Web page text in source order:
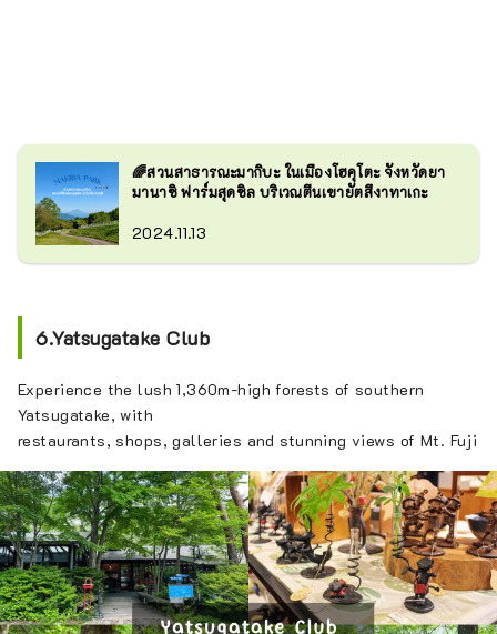
🌈สวนสาธารณะมากิบะ ในเมืองโฮคุโตะ จังหวัดยา
มานาชิ ฟาร์มสุดชิล บริเวณตีนเขายัตสึงาทาเกะ
2024.11.13
6.Yatsugatake Club
Experience the lush 1,360m-high forests of southern
Yatsugatake, with
restaurants, shops, galleries and stunning views of Mt. Fuji